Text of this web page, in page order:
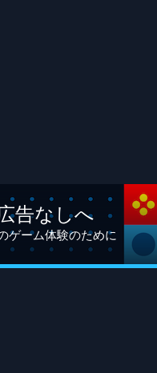
告なしへ
ゲーム体験のために